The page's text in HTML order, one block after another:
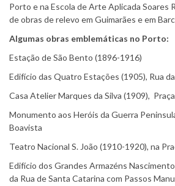
Porto e na Escola de Arte Aplicada Soares
de obras de relevo em Guimarães e em
Algumas obras emblemáticas no Porto:
Estação de São Bento (1896-1916)
Edifício das Quatro Estações (1905), Rua
Casa Atelier Marques da Silva (1909),
Monumento aos Heróis da Guerra
Boavista
Teatro Nacional S. João (1910-1920), na
Edifício dos Grandes Armazéns
da Rua de Santa Catarina com Passos